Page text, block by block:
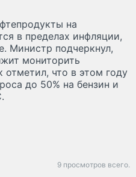
на
в пределах инфляции,
Министр подчеркнул,
мониторить
что в этом году
до 50% на бензин и
9 просмотров всего.